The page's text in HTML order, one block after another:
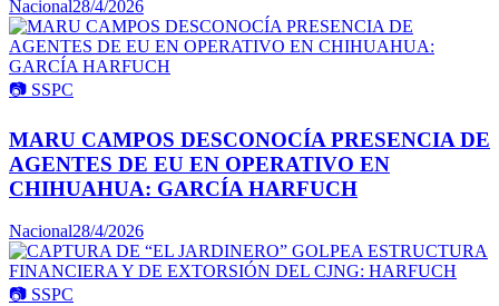
Nacional28/4/2026
📷 SSPC
MARU CAMPOS DESCONOCÍA PRESENCIA DE
AGENTES DE EU EN OPERATIVO EN
CHIHUAHUA: GARCÍA HARFUCH
Nacional28/4/2026
📷 SSPC